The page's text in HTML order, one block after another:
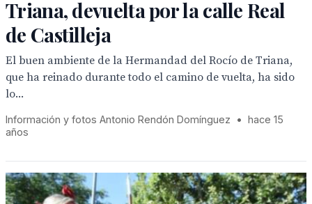
Triana, devuelta por la calle Real
de Castilleja
El buen ambiente de la Hermandad del Rocío de Triana,
que ha reinado durante todo el camino de vuelta, ha sido
lo...
Información y fotos Antonio Rendón Domínguez • hace 15
años